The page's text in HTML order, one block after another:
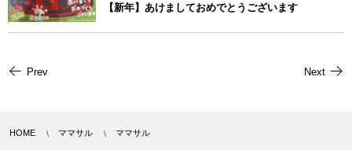
【新年】あけましておめでとうございます
Prev Next
HOME ママサル ママサル